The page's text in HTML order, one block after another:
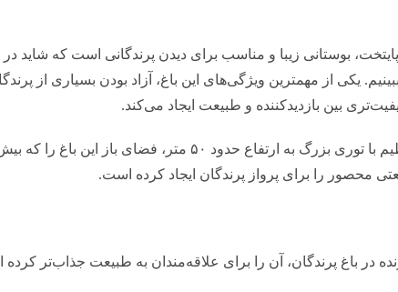
بوستانی زیبا و مناسب برای دیدن پرندگانی است که شاید
یکی از مهمترین ویژگی‌های این باغ، آزاد بودن بسیاری از
بین بازدیدکننده و طبیعت ایجاد می‌کند.
در این میان، سازه‌ای فولادی و عظیم با توری بزرگ به ارتفاع حدود ۵۰ متر، فضای
محصور را برای پرواز پرندگان ایجاد کرده است.
در باغ پرندگان، آن را برای علاقه‌مندان به طبیعت جذاب‌تر